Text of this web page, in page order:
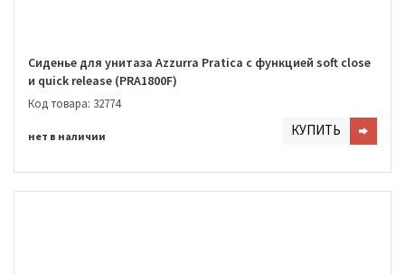
Сиденье для унитаза Azzurra Pratica с функцией soft close
и quick release (PRA1800F)
Код товара: 32774
нет в наличии КУПИТЬ